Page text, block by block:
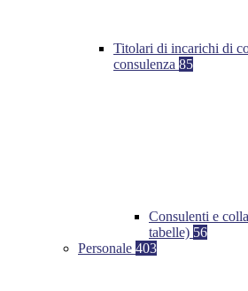
Titolari di incarichi di
consulenza 85
Consulenti e
tabelle) 56
Personale 403